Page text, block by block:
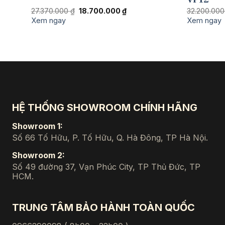
27.370.000₫ Giá
18.700.000₫Giá
Xem ngay Xem ngay
HỆ THỐNG SHOWROOM CHÍNH HÃNG
Showroom 1:
Số 66 Tố Hữu, P. Tố Hữu, Q. Hà Đông, TP Hà Nội.
Showroom 2:
Số 49 đường 37, Vạn Phúc City, TP Thủ Đức, TP
HCM.
TRUNG TÂM BẢO HÀNH TOÀN QUỐC